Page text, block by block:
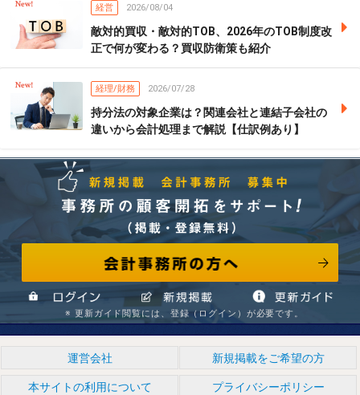
経営 2026/08/04
敵対的買収・敵対的TOB、2026年のTOB制度改
正で何が変わる？買収防衛策も紹介
経理/財務 2026/07/28
持分法の対象企業は？関連会社と連結子会社の
違いから会計処理まで解説【仕訳例あり】
事務所の顧客開拓をサポート! （掲載・登録無料） 新規掲
会計事務所の方へ
ログイン
新規掲載 情報更新ガイド
※ 更新ガイド閲覧には、登録（ログイン）が必要です。
運営会社 新規掲載をご希望の方
本サイトの利用について プライバシーポリシー